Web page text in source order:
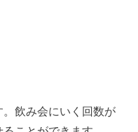
飲み会にいく回数が